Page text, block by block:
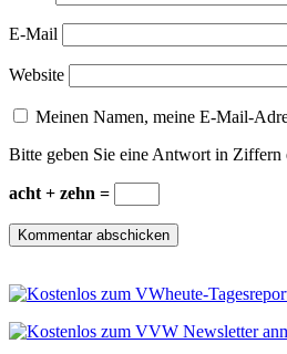
E-Mail
Website
Meinen Namen, meine E-Mail-
Bitte geben Sie eine Antwort in Ziffern
acht + zehn =